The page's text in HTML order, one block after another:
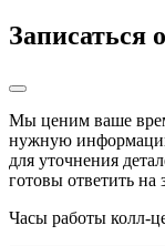
Записаться
Мы ценим ваше
нужную
для уточнения
готовы ответить на
Часы работы колл-